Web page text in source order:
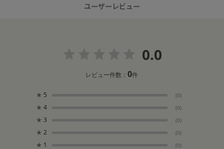
ユーザーレビュー
0.0
レビュー件数：0件
★ 5 (0)
★ 4 (0)
★ 3 (0)
★ 2 (0)
★ 1 (0)